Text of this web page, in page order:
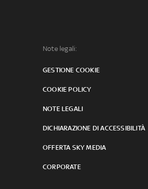
Note legali:
GESTIONE COOKIE
COOKIE POLICY
NOTE LEGALI
DICHIARAZIONE DI ACCESSIBILITÀ
OFFERTA SKY MEDIA
CORPORATE